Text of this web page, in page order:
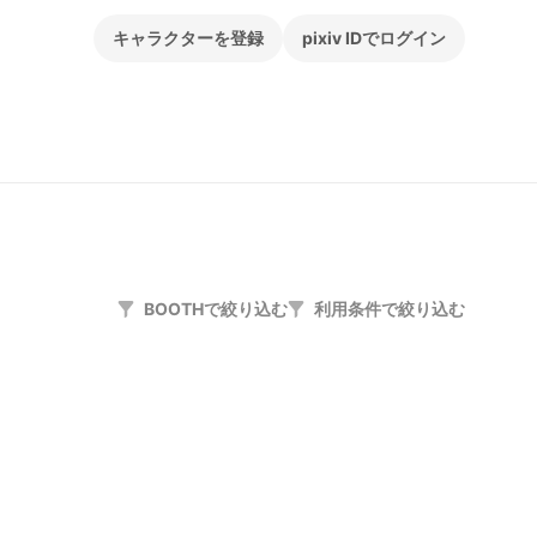
キャラクターを登録 pixiv IDでログイン
BOOTHで絞り込む 利用条件で絞り込む